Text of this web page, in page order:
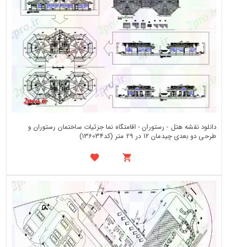
دانلود نقشه هتل - رستوران - اقامتگاه نما جزئیات ساختمان رستوران و
طرحی دو بعدی چیدمان 12 در 29 متر (کد136034)